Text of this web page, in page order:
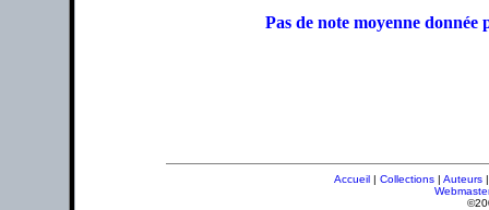
Pas de note moyenne
Accueil | Collections | Auteurs